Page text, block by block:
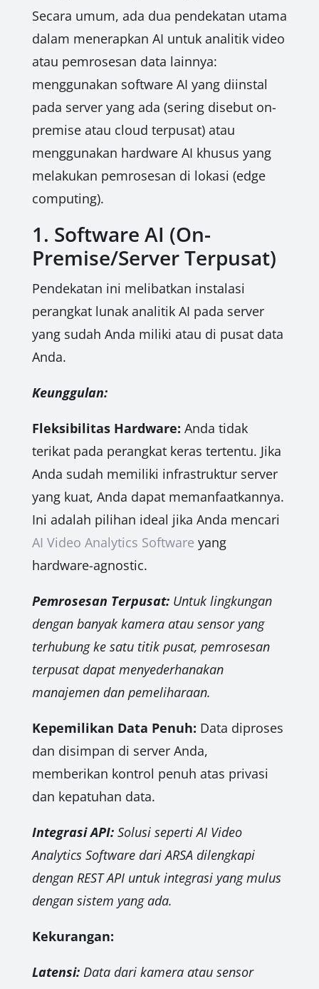
Secara umum, ada dua pendekatan utama
dalam menerapkan AI untuk analitik video
atau pemrosesan data lainnya:
menggunakan software AI yang diinstal
pada server yang ada (sering disebut on-
premise atau cloud terpusat) atau
menggunakan hardware AI khusus yang
melakukan pemrosesan di lokasi (edge
computing).
1. Software AI (On-
Premise/Server Terpusat)
Pendekatan ini melibatkan instalasi
perangkat lunak analitik AI pada server
yang sudah Anda miliki atau di pusat data
Anda.
Keunggulan:
Fleksibilitas Hardware: Anda tidak
terikat pada perangkat keras tertentu. Jika
Anda sudah memiliki infrastruktur server
yang kuat, Anda dapat memanfaatkannya.
Ini adalah pilihan ideal jika Anda mencari
AI Video Analytics Software yang
hardware-agnostic.
Pemrosesan Terpusat:Untuk lingkungan
dengan banyak kamera atau sensor yang
terhubung ke satu titik pusat, pemrosesan
terpusat dapat menyederhanakan
manajemen dan pemeliharaan.
Kepemilikan Data Penuh: Data diproses
dan disimpan di server Anda,
memberikan kontrol penuh atas privasi
dan kepatuhan data.
Integrasi API:Solusi seperti AI Video
Analytics Software dari ARSA dilengkapi
dengan REST API untuk integrasi yang mulus
dengan sistem yang ada.
Kekurangan:
Latensi:Data dari kamera atau sensor